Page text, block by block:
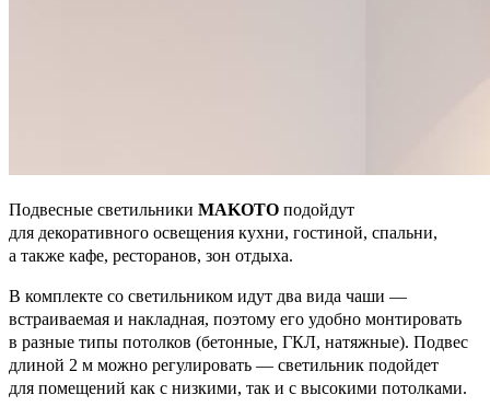
Подвесные светильники MAKOTO подойдут
для декоративного освещения кухни, гостиной, спальни,
а также кафе, ресторанов, зон отдыха.
В комплекте со светильником идут два вида чаши —
встраиваемая и накладная, поэтому его удобно монтировать
в разные типы потолков (бетонные, ГКЛ, натяжные). Подвес
длиной 2 м можно регулировать — светильник подойдет
для помещений как с низкими, так и с высокими потолками.